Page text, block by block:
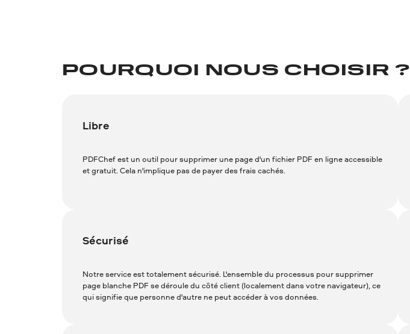
POURQUOI NOUS CHOISIR ?
Libre
PDFChef est un outil pour supprimer une page d'un fichier PDF en ligne accessible
et gratuit. Cela n'implique pas de payer des frais cachés.
Sécurisé
Notre service est totalement sécurisé. L'ensemble du processus pour supprimer
page blanche PDF se déroule du côté client (localement dans votre navigateur), ce
qui signifie que personne d'autre ne peut accéder à vos données.